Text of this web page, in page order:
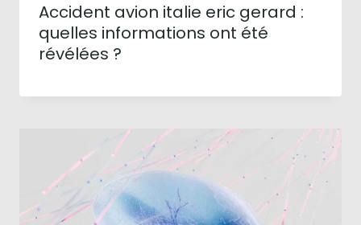
Accident avion italie eric gerard :
quelles informations ont été
révélées ?